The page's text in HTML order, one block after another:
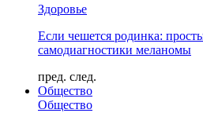
Здоровье
Если чешется родинка:
самодиагностики меланомы
пред. след.
Общество
Общество